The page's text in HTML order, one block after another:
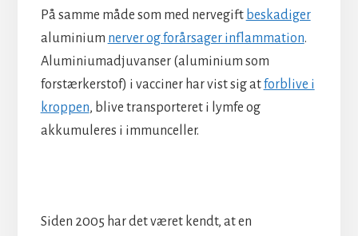
På samme måde som med nervegift beskadiger
aluminium nerver og forårsager inflammation.
Aluminiumadjuvanser (aluminium som
forstærkerstof) i vacciner har vist sig atforblive i
kroppen, blive transporteret i lymfe og
akkumuleres i immunceller.
Siden 2005 har det været kendt, at en